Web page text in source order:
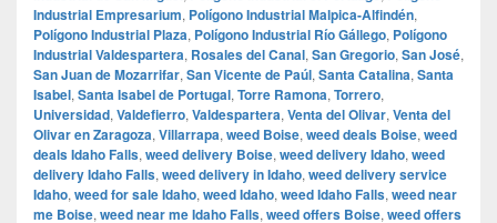
Industrial Empresarium, Polígono Industrial Malpica-Alfindén,
Polígono Industrial Plaza, Polígono Industrial Río Gállego, Polígono
Industrial Valdespartera, Rosales del Canal, San Gregorio, San José,
San Juan de Mozarrifar, San Vicente de Paúl, Santa Catalina, Santa
Isabel, Santa Isabel de Portugal, Torre Ramona, Torrero,
Universidad, Valdefierro, Valdespartera, Venta del Olivar, Venta del
Olivar en Zaragoza, Villarrapa, weed Boise, weed deals Boise, weed
deals Idaho Falls, weed delivery Boise, weed delivery Idaho, weed
delivery Idaho Falls, weed delivery in Idaho, weed delivery service
Idaho, weed for sale Idaho, weed Idaho, weed Idaho Falls, weed near
me Boise, weed near me Idaho Falls, weed offers Boise, weed offers